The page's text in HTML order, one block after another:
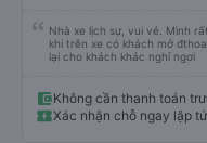
Nhà xe lịch sự, vui vẻ. Mình
khi trên xe có khách mở
lại cho khách khác nghỉ ngơi
Không cần thanh toán
Xác nhận chỗ ngay lập